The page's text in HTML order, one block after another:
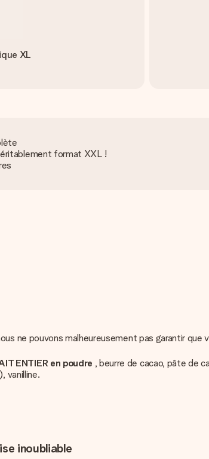
XL
format XXL !
ne pouvons malheureusement pas garantir
ENTIER en poudre , beurre de cacao, pâte de
), vanilline.
inoubliable